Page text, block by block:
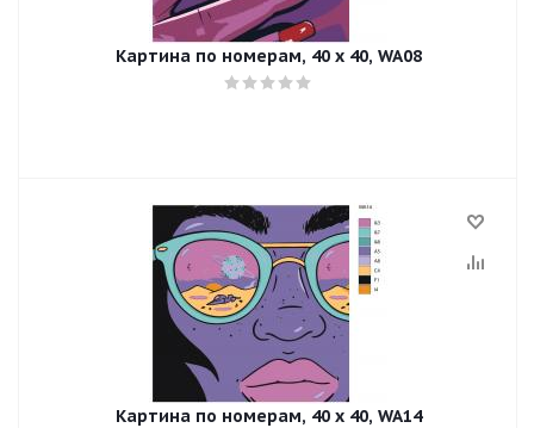
Картина по номерам, 40 x 40, WA08
Картина по номерам, 40 x 40, WA14